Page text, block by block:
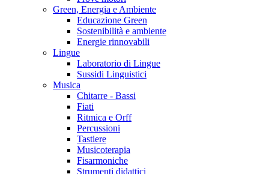
Green, Energia e Ambiente
Educazione Green
Sostenibilità e ambiente
Energie rinnovabili
Lingue
Laboratorio di Lingue
Sussidi Linguistici
Musica
Chitarre - Bassi
Fiati
Ritmica e Orff
Percussioni
Tastiere
Musicoterapia
Fisarmoniche
Strumenti didattici